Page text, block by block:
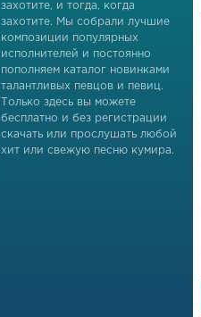
захотите, и тогда, когда
захотите. Мы собрали лучшие
композиции популярных
исполнителей и постоянно
пополняем каталог новинками
талантливых певцов и певиц.
Только здесь вы можете
бесплатно и без регистрации
скачать или прослушать любой
хит или свежую песню кумира.